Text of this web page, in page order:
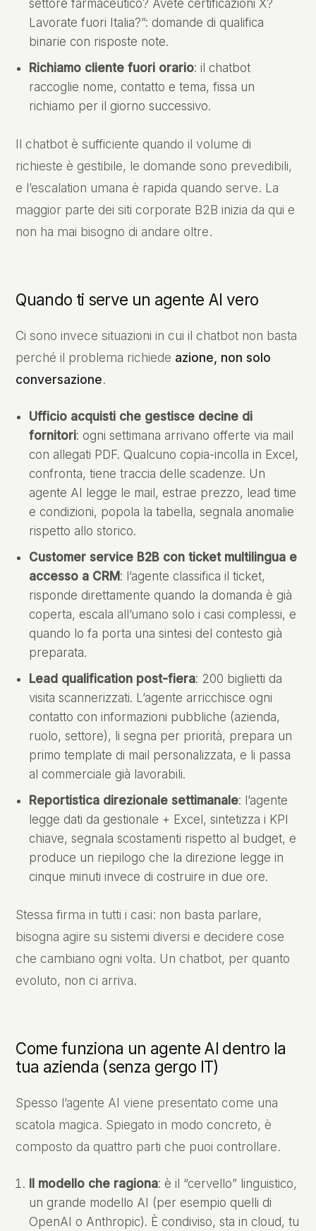
Progetti
Contatti
settore farmaceutico? Avete certificazioni X?
Lavorate fuori Italia?”: domande di qualifica
binarie con risposte note.
Richiamo cliente fuori orario: il chatbot
raccoglie nome, contatto e tema, fissa un
richiamo per il giorno successivo.
Il chatbot è sufficiente quando il volume di
richieste è gestibile, le domande sono prevedibili,
e l’escalation umana è rapida quando serve. La
maggior parte dei siti corporate B2B inizia da qui e
non ha mai bisogno di andare oltre.
Quando ti serve un agente AI vero
Ci sono invece situazioni in cui il chatbot non basta
perché il problema richiede azione, non solo
conversazione.
Ufficio acquisti che gestisce decine di
fornitori: ogni settimana arrivano offerte via mail
con allegati PDF. Qualcuno copia-incolla in Excel,
confronta, tiene traccia delle scadenze. Un
agente AI legge le mail, estrae prezzo, lead time
e condizioni, popola la tabella, segnala anomalie
rispetto allo storico.
Customer service B2B con ticket multilingua e
accesso a CRM : l’agente classifica il ticket,
risponde direttamente quando la domanda è già
coperta, escala all’umano solo i casi complessi, e
quando lo fa porta una sintesi del contesto già
preparata.
Lead qualification post-fiera: 200 biglietti da
visita scannerizzati. L’agente arricchisce ogni
contatto con informazioni pubbliche (azienda,
ruolo, settore), li segna per priorità, prepara un
primo template di mail personalizzata, e li passa
al commerciale già lavorabili.
Reportistica direzionale settimanale: l’agente
legge dati da gestionale + Excel, sintetizza i KPI
chiave, segnala scostamenti rispetto al budget, e
produce un riepilogo che la direzione legge in
cinque minuti invece di costruire in due ore.
Stessa firma in tutti i casi: non basta parlare,
bisogna agire su sistemi diversi e decidere cose
che cambiano ogni volta. Un chatbot, per quanto
evoluto, non ci arriva.
Come funziona un agente AI dentro la
tua azienda (senza gergo IT)
Spesso l’agente AI viene presentato come una
scatola magica. Spiegato in modo concreto, è
composto da quattro parti che puoi controllare.
Il modello che ragiona: è il “cervello” linguistico,
un grande modello AI (per esempio quelli di
OpenAI o Anthropic). È condiviso, sta in cloud, tu